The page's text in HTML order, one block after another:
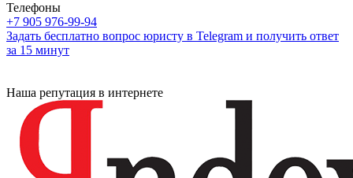
Телефоны
+7 905 976-99-94
Задать бесплатно вопрос юристу в Telegram и получить ответ
за 15 минут
Наша репутация в интернете